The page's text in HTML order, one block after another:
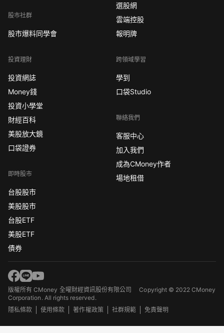
股市社群
股市爆料同學會
投資理財
投資網誌
Money錢
投資小學堂
財經百科
美股放大鏡
口袋證券
即時股市
台股股市
美股股市
台股ETF
美股ETF
債券
選股網
雲端控股
報明牌
跨領域學習
學到
口袋Studio
聯絡我們
客服中心
加入我們
成為CMoney作者
場地租借
版權所有 CMoney 全曜財經資訊股份有限公司Copyright © 2022 CMoney
Corporation. All rights reserved.
隱私條款
使用條款 著作權政策 社群規範 免責聲明